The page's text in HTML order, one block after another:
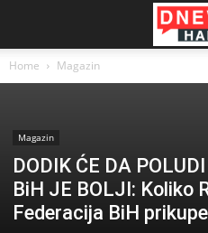
Home Magazin
Magazin
DODIK ĆE DA
BiH JE BOLJI: Koliko
Federacija BiH